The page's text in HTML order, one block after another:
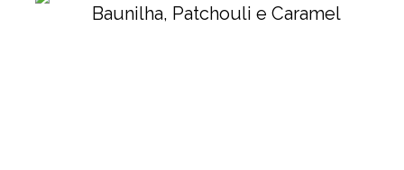
Baunilha, Patchouli e Caramel